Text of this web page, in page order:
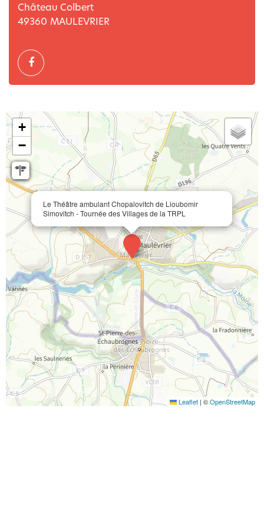
Château Colbert
49360 MAULEVRIER
Le Théâtre ambulant Chopalovitch de Lioubomir
Simovitch - Tournée des Villages de la TRPL
+
−
Leaflet | ©OpenStreetMap